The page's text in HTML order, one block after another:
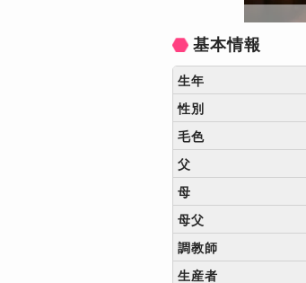
基本情報
生年
性別
毛色
父
母
母父
調教師
生産者